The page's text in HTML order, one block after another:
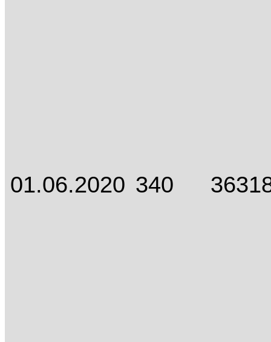
01.06.2020 340